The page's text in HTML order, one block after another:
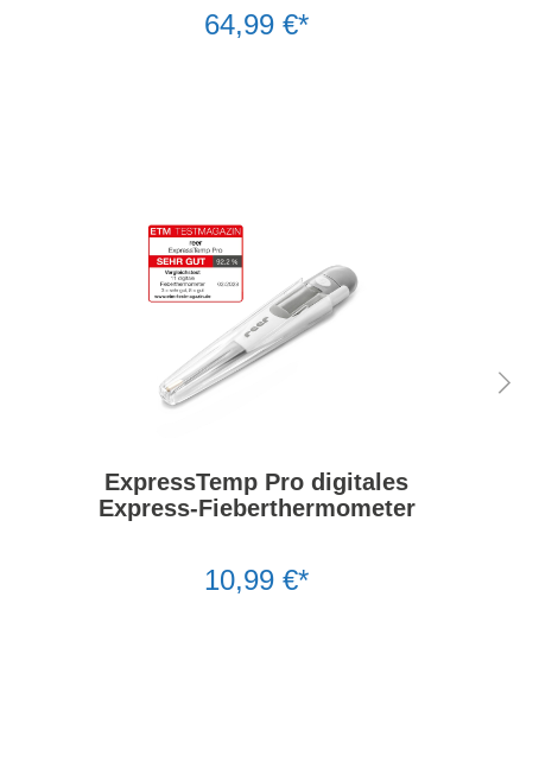
64,99 €*
ExpressTemp Pro digitales
Express-Fieberthermometer
10,99 €*